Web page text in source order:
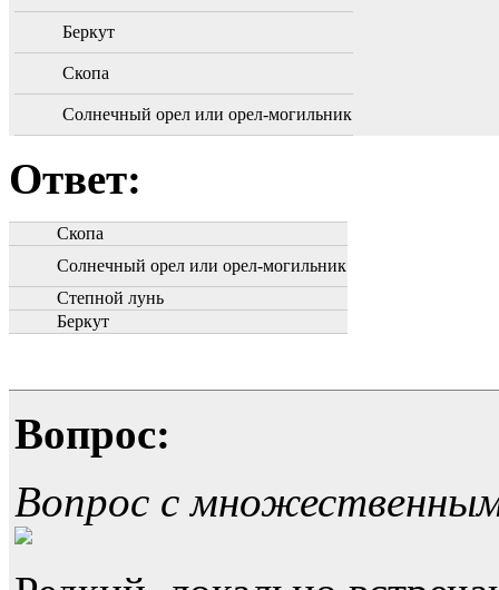
Беркут
Скопа
Солнечный орел или орел-могильник
Ответ:
Скопа
Солнечный орел или орел-могильник
Степной лунь
Беркут
Вопрос:
Вопрос с